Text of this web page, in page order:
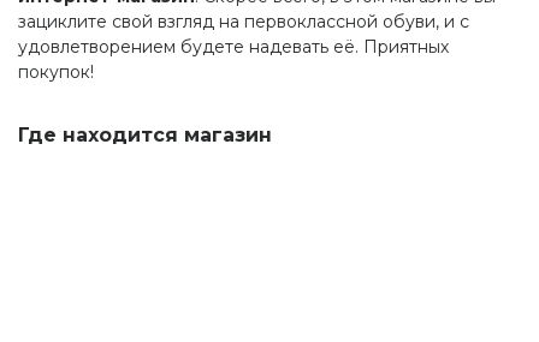
зациклите свой взгляд на первоклассной обуви, и с
удовлетворением будете надевать её. Приятных
покупок!
Где находится магазин